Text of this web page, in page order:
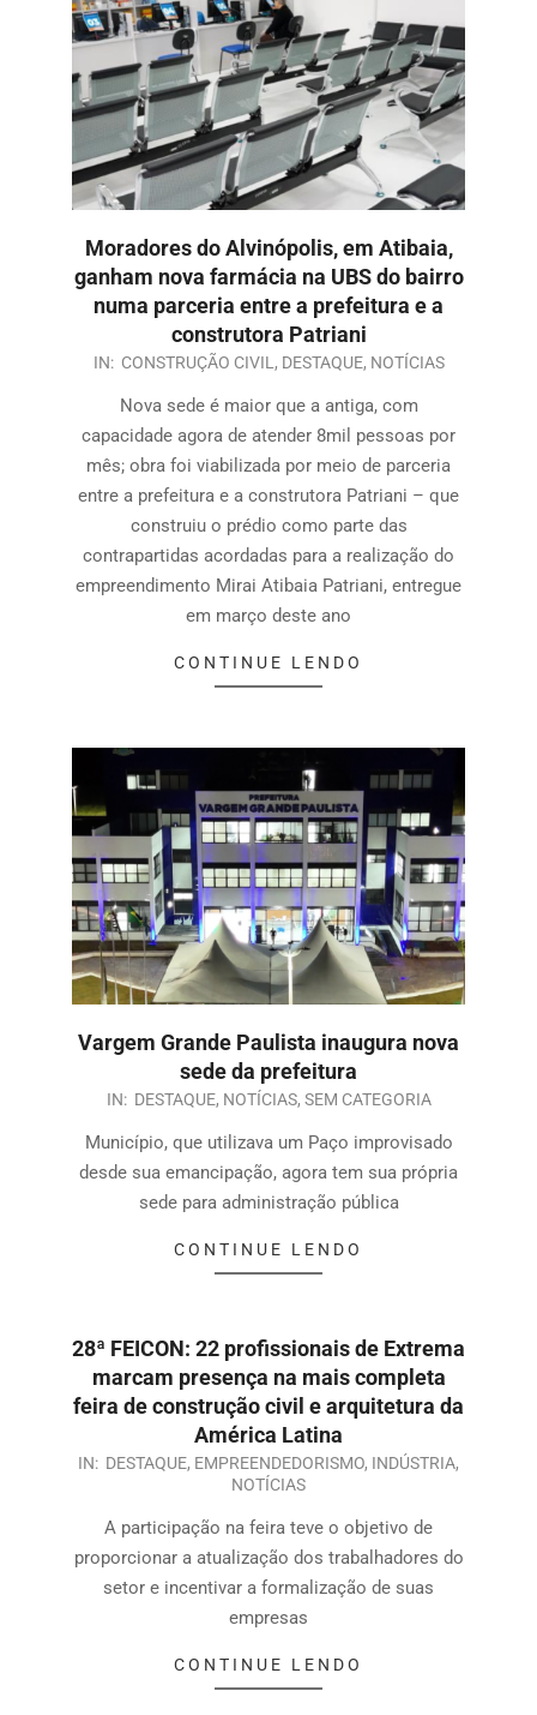
Moradores do Alvinópolis, em Atibaia,
ganham nova farmácia na UBS do bairro
numa parceria entre a prefeitura e a
construtora Patriani
IN: CONSTRUÇÃO CIVIL , DESTAQUE, NOTÍCIAS
Nova sede é maior que a antiga, com
capacidade agora de atender 8mil pessoas por
mês; obra foi viabilizada por meio de parceria
entre a prefeitura e a construtora Patriani – que
construiu o prédio como parte das
contrapartidas acordadas para a realização do
empreendimento Mirai Atibaia Patriani, entregue
em março deste ano
CONTINUE LENDO
Vargem Grande Paulista inaugura nova
sede da prefeitura
IN: DESTAQUE, NOTÍCIAS, SEM CATEGORIA
Município, que utilizava um Paço improvisado
desde sua emancipação, agora tem sua própria
sede para administração pública
CONTINUE LENDO
28ª FEICON: 22 profissionais de Extrema
marcam presença na mais completa
feira de construção civil e arquitetura da
América Latina
IN: DESTAQUE, EMPREENDEDORISMO, INDÚSTRIA,
NOTÍCIAS
A participação na feira teve o objetivo de
proporcionar a atualização dos trabalhadores do
setor e incentivar a formalização de suas
empresas
CONTINUE LENDO